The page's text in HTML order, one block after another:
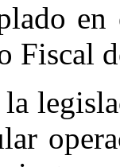
Fiscal